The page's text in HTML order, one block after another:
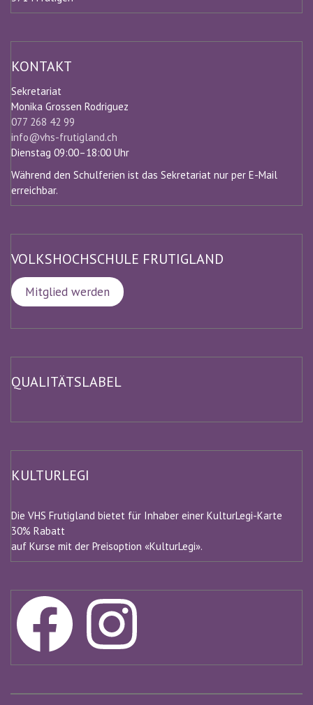
KONTAKT
Sekretariat
Monika Grossen Rodriguez
077 268 42 99
info@vhs-frutigland.ch
Dienstag 09:00–18:00 Uhr
Während den Schulferien ist das Sekretariat nur per E-Mail
erreichbar.
VOLKSHOCHSCHULE FRUTIGLAND
Mitglied werden
QUALITÄTSLABEL
KULTURLEGI
Die VHS Frutigland bietet für Inhaber einer KulturLegi-Karte
30% Rabatt
auf Kurse mit der Preisoption «KulturLegi».
Facebook Instagram